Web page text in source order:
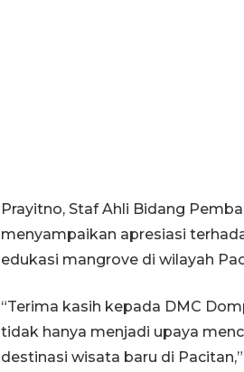
Prayitno, Staf Ahli Bidang
menyampaikan apresiasi
edukasi mangrove di wilayah
“Terima kasih kepada DMC
tidak hanya menjadi upaya
destinasi wisata baru di